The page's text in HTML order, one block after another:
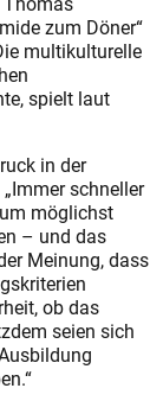
zum Döner“
multikulturelle
spielt laut
in der
schneller
möglichst
– und das
Meinung, dass
ob das
seien sich